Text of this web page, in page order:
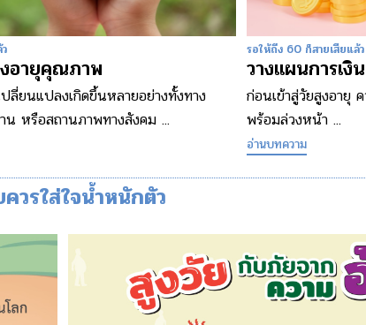
อายุคุณภาพ
ลี่ยนแปลงเกิดขึ้นหลายอย่างทั้งทาง
น หรือสถานภาพทางสังคม ...
รอให้ถึง 60 ก็สายเสียแล้ว
วางแผนการเ
ก่อนเข้าสู่วัยสูงอายุ
พร้อมล่วงหน้า ...
อ่านบทความ
วรใส่ใจน้ำหนักตัว